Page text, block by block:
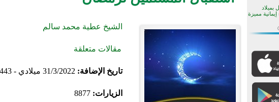
الشيخ عطية محمد سالم
مقالات متعلقة
تاريخ الإضافة: 31/3/2022 ميلادي - 27/8/1443 هجري
الزيارات:8877
مميزة
ريف
بعد سنوات من
العام
لمسابقة حفظ
أزناكاييف
لتعزيز